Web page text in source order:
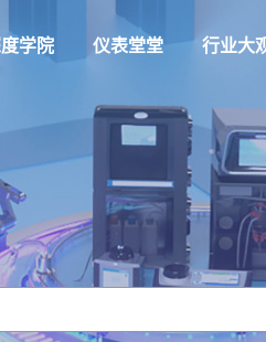
学院 仪表堂堂 行业大